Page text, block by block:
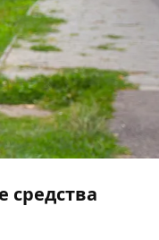
средства